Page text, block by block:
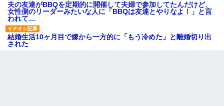
夫の友達がBBQを定期的に開催して夫婦で参加してたんだけど、
女性側のリーダーみたいな人に「BBQは友達とやりなよ！」と言
われて…
結婚生活10ヶ月目で嫁から一方的に「もう冷めた」と離婚切り出
された